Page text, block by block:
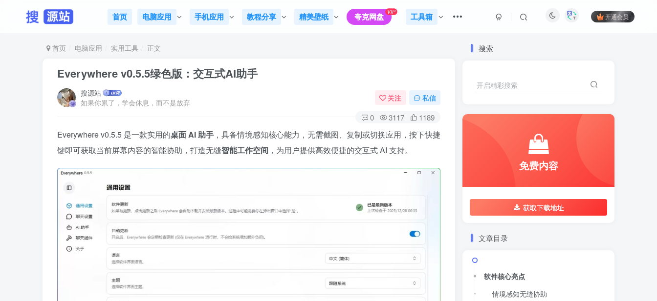
首页 电脑应用 手机应用 教程分享 精美壁纸 夸克网盘 VIP 工具箱 开通会员
首页 电脑应用 实用工具 正文
Everywhere v0.5.5绿色版：交互式AI助手
搜源站
如果你累了，学会休息，而不是放弃
关注 私信
0 3117 1189
Everywhere v0.5.5 是一款实用的桌面 AI 助手 ，具备情境感知核心能力，无需截图、复制或切换应用，按下快捷
键即可获取当前屏幕内容的智能协助，打造无缝智能工作空间 ，为用户提供高效便捷的交互式 AI 支持。
搜索
开启精彩搜索
免费内容
获取下载地址
文章目录
软件核心亮点
情境感知无缝协助